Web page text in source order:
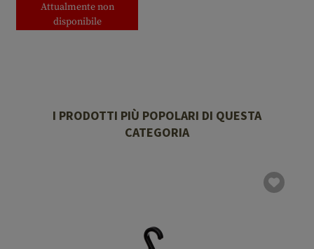
Attualmente non
disponibile
I PRODOTTI PIÙ POPOLARI DI QUESTA
CATEGORIA